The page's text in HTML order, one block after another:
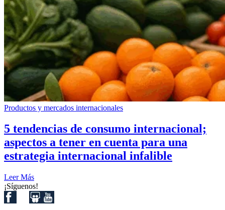
Productos y mercados internacionales
5 tendencias de consumo internacional;
aspectos a tener en cuenta para una
estrategia internacional infalible
Leer Más
¡Síguenos!